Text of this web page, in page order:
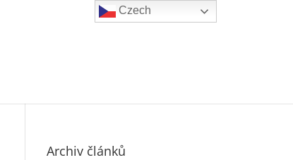
Archiv článků
Czech